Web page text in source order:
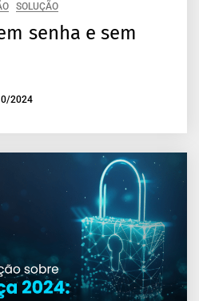
SOLUÇÃO
senha e sem
2024